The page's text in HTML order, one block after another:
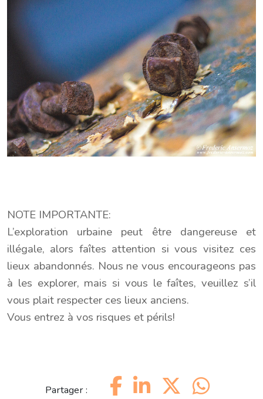
NOTE IMPORTANTE:
L’exploration urbaine peut être dangereuse et
illégale, alors faîtes attention si vous visitez ces
lieux abandonnés. Nous ne vous encourageons pas
à les explorer, mais si vous le faîtes, veuillez s’il
vous plait respecter ces lieux anciens.
Vous entrez à vos risques et périls!
Partager :